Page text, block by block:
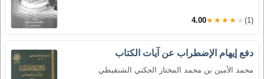
4.00★★★★★ (1)
دفع إيهام الإضطراب عن آيات الكتاب
محمد الأمين بن محمد المختار الجكني الشنقيطي